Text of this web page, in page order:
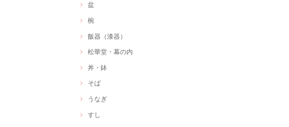
盆
椀
飯器（漆器）
松華堂・幕の内
丼・鉢
そば
うなぎ
すし